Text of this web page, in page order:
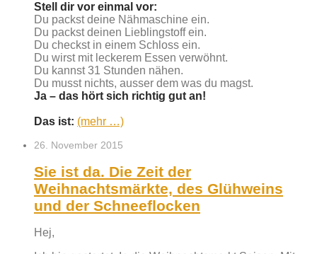
Stell dir vor einmal vor:
Du packst deine Nähmaschine ein.
Du packst deinen Lieblingstoff ein.
Du checkst in einem Schloss ein.
Du wirst mit leckerem Essen verwöhnt.
Du kannst 31 Stunden nähen.
Du musst nichts, ausser dem was du magst.
Ja – das hört sich richtig gut an!
Das ist: (mehr …)
26. November 2015
Sie ist da. Die Zeit der
Weihnachtsmärkte, des Glühweins
und der Schneeflocken
Hej,